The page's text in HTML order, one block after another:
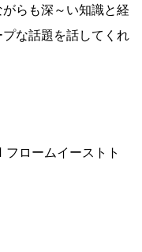
らも深～い知識と経
な話題を話してくれ
ロームイーストト